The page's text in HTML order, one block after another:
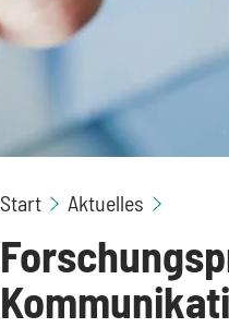
Start Aktuelles